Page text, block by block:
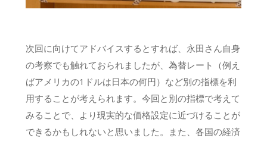
次回に向けてアドバイスするとすれば、永田さん自身
の考察でも触れておられましたが、為替レート（例え
ばアメリカの1ドルは日本の何円）など別の指標を利
用することが考えられます。今回と別の指標で考えて
みることで、より現実的な価格設定に近づけることが
できるかもしれないと思いました。また、各国の経済